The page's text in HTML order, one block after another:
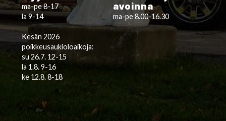
ma-pe 8-17
la 9-14
Kesän 2026
poikkeusaukioloaikoja:
su 26.7. 12-15
la 1.8. 9-16
ke 12.8. 8-18
avoinna
ma-pe 8.00-16.30